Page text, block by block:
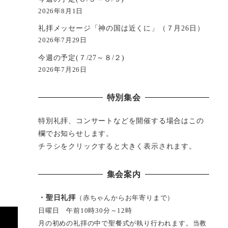
2026年8月1日
礼拝メッセージ「神の国は近くに」（７月26日）
2026年7月29日
今週の予定(７/27～８/２)
2026年7月26日
特別集会
特別礼拝、コンサートなどを開催する場合はこの
欄でお知らせします。
チラシをクリックすると大きく表示されます。
集会案内
・聖日礼拝 （赤ちゃんからお年寄りまで）
日曜日 午前10時30分～12時
月の初めの礼拝の中で聖餐式が執り行われます。当教